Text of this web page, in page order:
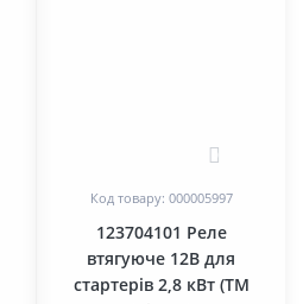
Код товару: 000005997
123704101 Реле
втягуюче 12В для
стартерів 2,8 кВт (TM